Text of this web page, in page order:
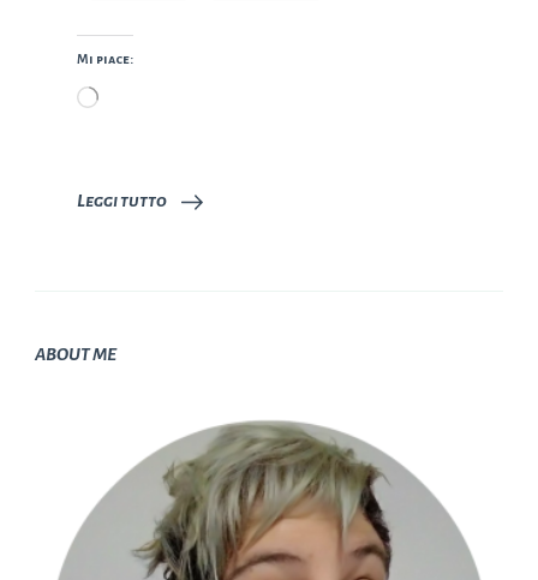
Mi piace:
Caricamento
Leggi tutto
ABOUT ME